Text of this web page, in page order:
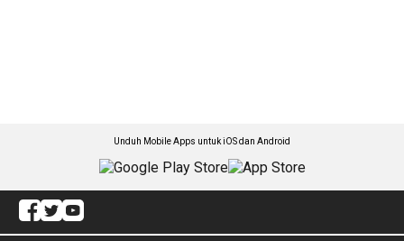
Unduh Mobile Apps untuk iOS dan Android